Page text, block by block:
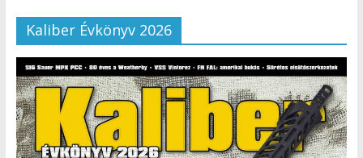
Kaliber Évkönyv 2026